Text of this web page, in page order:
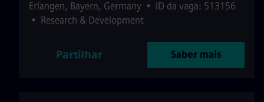
Erlangen, Bayern, Germany • ID da vaga: 513156
• Research & Development
Partilhar Saber mais